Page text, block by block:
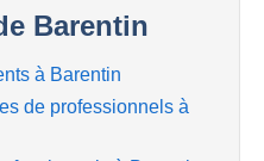
Barentin
à Barentin
de professionnels à